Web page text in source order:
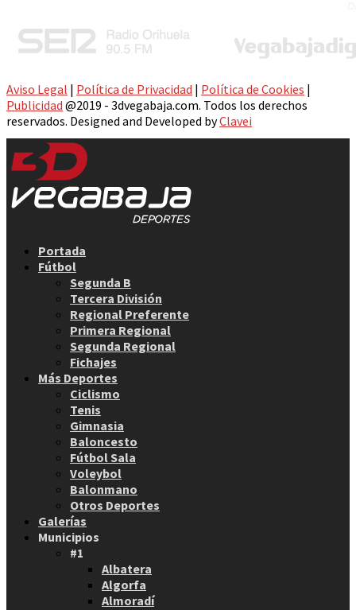
Aviso Legal | Política de Privacidad | Política de Cookies |
Publicidad @2019 - 3dvegabaja.com. Todos los derechos
reservados. Designed and Developed byClavei
Portada
Fútbol
Segunda B
Tercera División
Regional Preferente
Primera Regional
Segunda Regional
Fichajes
Más Deportes
Ciclismo
Tenis
Gimnasia
Baloncesto
Fútbol Sala
Voleybol
Balonmano
Otros Deportes
Galerías
Municipios
#1
Albatera
Algorfa
Almoradí